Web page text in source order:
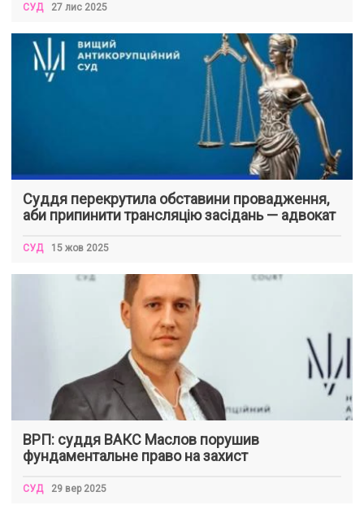
СУД 27 лис 2025
Суддя перекрутила обставини провадження,
аби припинити трансляцію засідань — адвокат
СУД 15 жов 2025
ВРП: суддя ВАКС Маслов порушив
фундаментальне право на захист
СУД 29 вер 2025